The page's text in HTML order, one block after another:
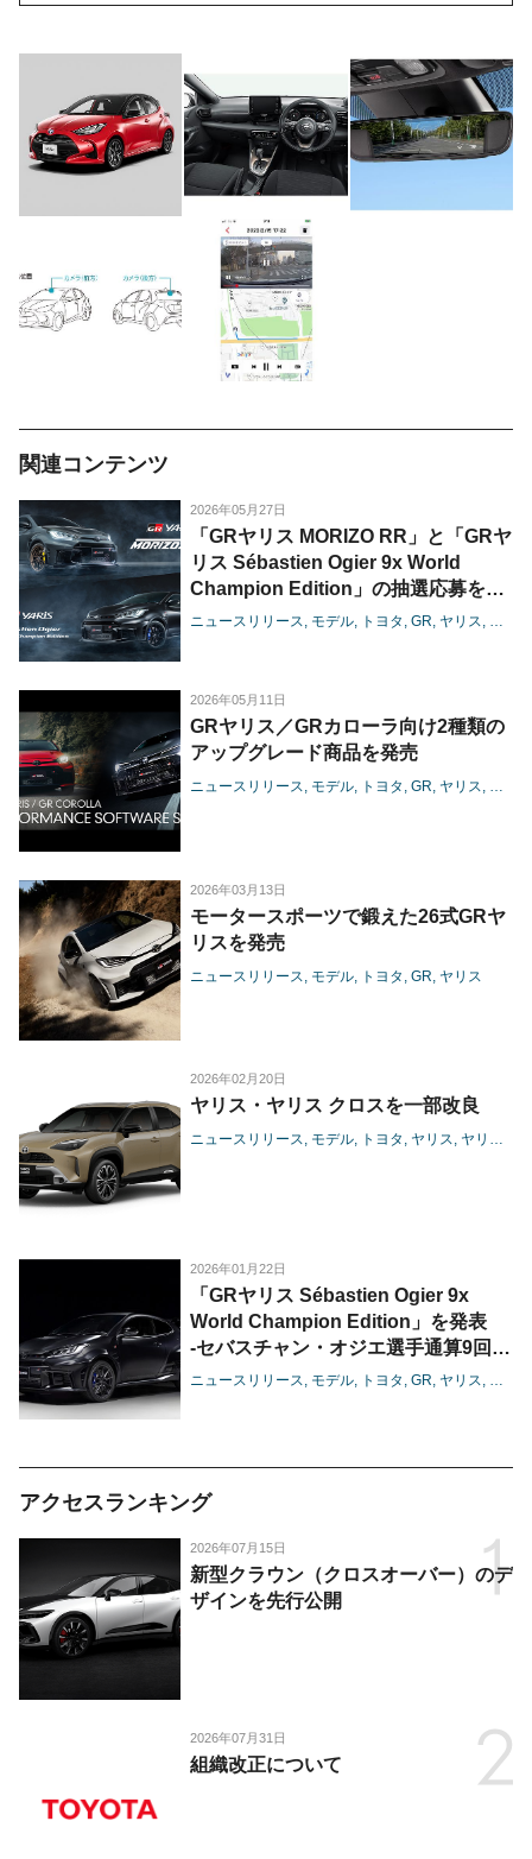
関連コンテンツ
2026年05月27日
「GRヤリス MORIZO RR」と「GRヤ
リス Sébastien Ogier 9x World
Champion Edition」の抽選応募を受
付開始
ニュースリリース モデル トヨタ GR ヤリス モー
2026年05月11日
GRヤリス／GRカローラ向け2種類の
アップグレード商品を発売
ニュースリリース モデル トヨタ GR ヤリス カロ
2026年03月13日
モータースポーツで鍛えた26式GRヤ
リスを発売
ニュースリリース モデル トヨタ GR ヤリス
2026年02月20日
ヤリス・ヤリス クロスを一部改良
ニュースリリース モデル トヨタ ヤリス ヤリスクロス
2026年01月22日
「GRヤリス Sébastien Ogier 9x
World Champion Edition」を発表
-セバスチャン・オジエ選手通算9回目
のドライバーズチャンピオンを記念し
ニュースリリース モデル トヨタ GR ヤリス
アクセスランキング
2026年07月15日
新型クラウン（クロスオーバー）のデ
ザインを先行公開
2026年07月31日
組織改正について